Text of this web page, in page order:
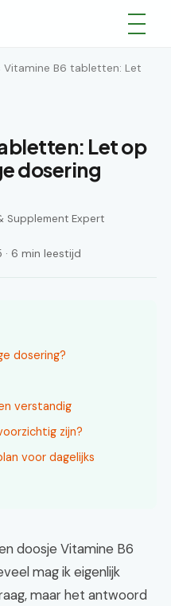
Vitamine B6 tabletten: Let
Let op
dosering
Supplement Expert
6 min leestijd
dosering?
verstandig
zijn?
voor dagelijks
doosje Vitamine B6
mag ik eigenlijk
maar het antwoord